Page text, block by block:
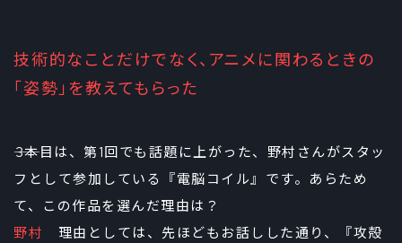
技術的なことだけでなく、アニメに関わるときの
「姿勢」を教えてもらった
――3本目は、第1回でも話題に上がった、野村さんがスタッ
フとして参加している『電脳コイル』です。あらため
て、この作品を選んだ理由は？
野村 理由としては、先ほどもお話しした通り、『攻殻